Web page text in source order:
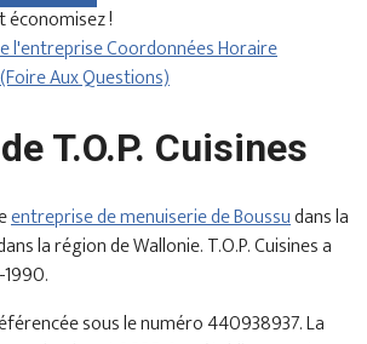
économisez !
l'entrepriseCoordonnéesHoraire
Aux Questions)
T.O.P. Cuisines
entreprise de menuiserie de Boussudans la
la région de Wallonie. T.O.P. Cuisines a
sous le numéro 440938937. La